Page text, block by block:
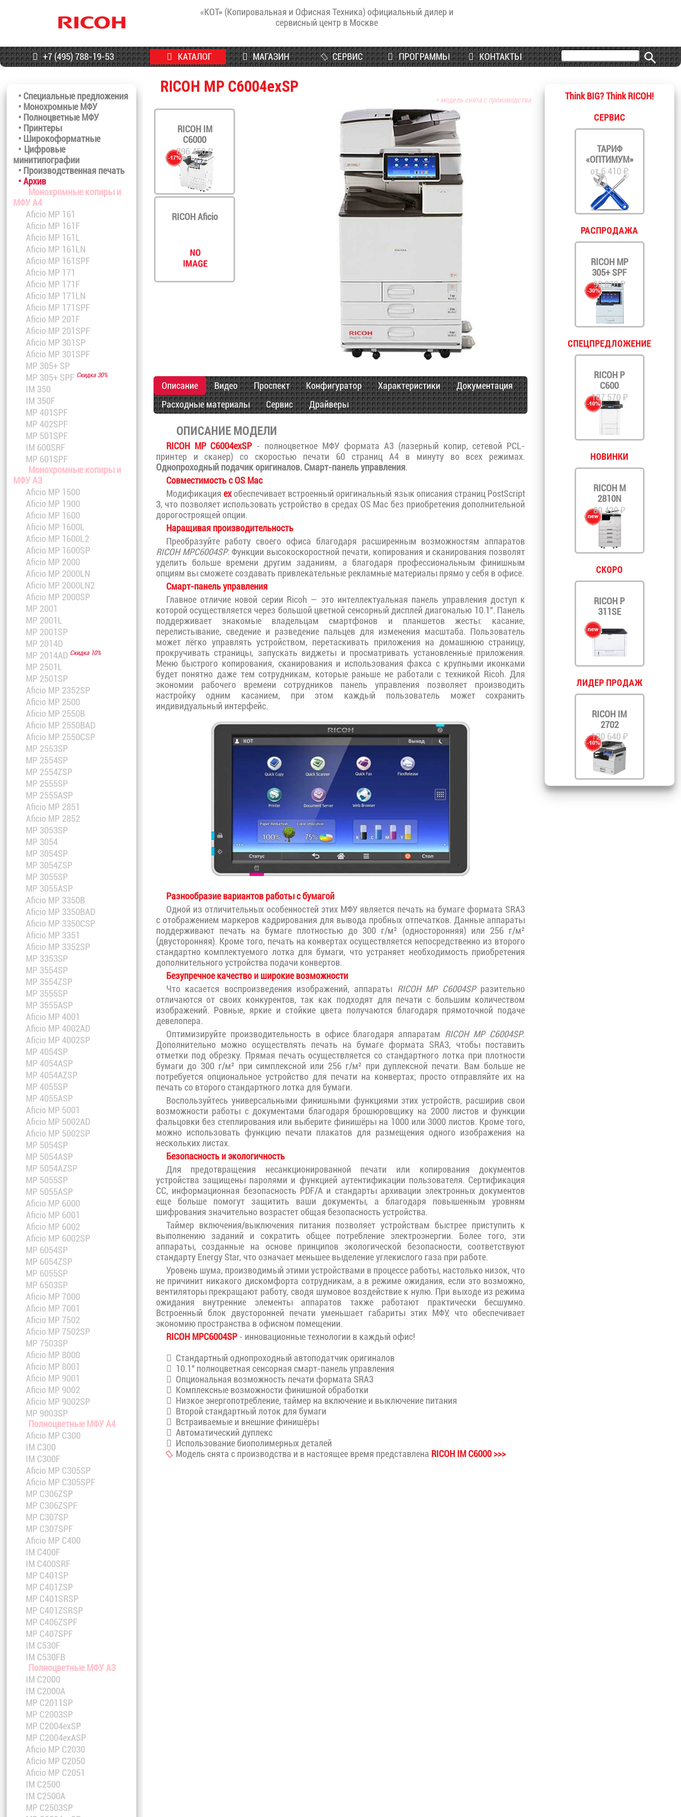
«КОТ» (Копировальная и Офисная Техника) официальный дилер и
сервисный центр в Москве
+7 (495) 788-19-53 КАТАЛОГ МАГАЗИН СЕРВИС ПРОГРАММЫ КОНТАКТЫ
• Специальные предложения
• Монохромные МФУ
• Полноцветные МФУ
• Принтеры
• Широкоформатные
• Цифровые
минитипографии
• Производственная печать
• Архив
Монохромные копиры и
МФУ A4
Aficio MP 161
Aficio MP 161F
Aficio MP 161L
Aficio MP 161LN
Aficio MP 161SPF
Aficio MP 171
Aficio MP 171F
Aficio MP 171LN
Aficio MP 171SPF
Aficio MP 201F
Aficio MP 201SPF
Aficio MP 301SP
Aficio MP 301SPF
MP 305+ SP
MP 305+ SPF Скидка 30%
IM 350
IM 350F
MP 401SPF
MP 402SPF
MP 501SPF
IM 600SRF
MP 601SPF
Монохромные копиры и
МФУ A3
Aficio MP 1500
Aficio MP 1900
Aficio MP 1600
Aficio MP 1600L
Aficio MP 1600L2
Aficio MP 1600SP
Aficio MP 2000
Aficio MP 2000LN
Aficio MP 2000LN2
Aficio MP 2000SP
MP 2001
MP 2001L
MP 2001SP
MP 2014D
MP 2014AD Скидка 10%
MP 2501L
MP 2501SP
Aficio MP 2352SP
Aficio MP 2500
Aficio MP 2550B
Aficio MP 2550BAD
Aficio MP 2550CSP
MP 2553SP
MP 2554SP
MP 2554ZSP
MP 2555SP
MP 2555ASP
Aficio MP 2851
Aficio MP 2852
MP 3053SP
MP 3054
MP 3054SP
MP 3054ZSP
MP 3055SP
MP 3055ASP
Aficio MP 3350B
Aficio MP 3350BAD
Aficio MP 3350CSP
Aficio MP 3351
Aficio MP 3352SP
MP 3353SP
MP 3554SP
MP 3554ZSP
MP 3555SP
MP 3555ASP
Aficio MP 4001
Aficio MP 4002AD
Aficio MP 4002SP
MP 4054SP
MP 4054ASP
MP 4054AZSP
MP 4055SP
MP 4055ASP
Aficio MP 5001
Aficio MP 5002AD
Aficio MP 5002SP
MP 5054SP
MP 5054ASP
MP 5054AZSP
MP 5055SP
MP 5055ASP
Aficio MP 6000
Aficio MP 6001
Aficio MP 6002
Aficio MP 6002SP
MP 6054SP
MP 6054ZSP
MP 6055SP
MP 6503SP
Aficio MP 7000
Aficio MP 7001
Aficio MP 7502
Aficio MP 7502SP
MP 7503SP
Aficio MP 8000
Aficio MP 8001
Aficio MP 9001
Aficio MP 9002
Aficio MP 9002SP
MP 9003SP
Полноцветные МФУ A4
Aficio MP C300
IM C300
IM C300F
Aficio MP C305SP
Aficio MP C305SPF
MP C306ZSP
MP C306ZSPF
MP C307SP
MP C307SPF
Aficio MP C400
IM C400F
IM C400SRF
MP C401SP
MP C401ZSP
MP C401SRSP
MP C401ZSRSP
MP C406ZSPF
MP C407SPF
IM C530F
IM C530FB
Полноцветные МФУ A3
IM C2000
IM C2000A
MP C2011SP
MP C2003SP
MP C2004exSP
MP C2004exASP
Aficio MP C2030
Aficio MP C2050
Aficio MP C2051
IM C2500
IM C2500A
MP C2503SP
RICOH MP C6004exSP
* модель снята с производства
RICOH IM
C6000
896 450 ₽
RICOH Aficio
Описание Видео Проспект Конфигуратор Характеристики
Документация
Расходные материалы
Сервис Драйверы
ОПИСАНИЕ МОДЕЛИ
RICOH MP C6004exSP - полноцветное МФУ формата А3 (лазерный копир, сетевой PCL-
принтер и сканер) со скоростью печати 60 страниц А4 в минуту во всех режимах.
Однопроходный подачик оригиналов. Смарт-панель управления.
Совместимость с OS Mac
Модификация exобеспечивает встроенный оригинальный язык описания страниц PostScript
3, что позволяет использовать устройство в средах OS Mac без приобретения дополнительной
дорогостроящей опции.
Наращивая производительность
Преобразуйте работу своего офиса благодаря расширенным возможностям аппаратов
RICOH MPC6004SP. Функции высокоскоростной печати, копирования и сканирования позволят
уделить больше времени другим заданиям, а благодаря профессиональным финишным
опциям вы сможете создавать привлекательные рекламные материалы прямо у себя в офисе.
Смарт-панель управления
Главное отличие новой серии Ricoh — это интеллектуальная панель управления доступ к
которой осуществляется через большой цветной сенсорный дисплей диагональю 10.1". Панель
поддерживает знакомые владельцам смартфонов и планшетов жесты: касание,
перелистывание, сведение и разведение пальцев для изменения масштаба. Пользователь
может лёгко управлять устройством, перетаскивать приложения на домашнюю страницу,
прокручивать страницы, запускать виджеты и просматривать установленные приложения.
Меню быстрого копирования, сканирования и использования факса с крупными иконками
будет понятно даже тем сотрудникам, которые раньше не работали с техникой Ricoh. Для
экономии рабочего времени сотрудников панель управления позволяет производить
настройку одним касанием, при этом каждый пользователь может сохранить
индивидуальный интерфейс.
Разнообразие вариантов работы с бумагой
Одной из отличительных особенностей этих МФУ является печать на бумаге формата SRA3
с отображением маркеров кадрирования для вывода пробных отпечатков. Данные аппараты
поддерживают печать на бумаге плотностью до 300 г/м² (односторонняя) или 256 г/м²
(двусторонняя). Кроме того, печать на конвертах осуществляется непосредственно из второго
стандартно комплектуемого лотка для бумаги, что устраняет необходимость приобретения
дополнительного устройства подачи конвертов.
Безупречное качество и широкие возможности
Что касается воспроизведения изображений, аппараты RICOH MP C6004SPразительно
отличаются от своих конкурентов, так как подходят для печати с большим количеством
изображений. Ровные, яркие и стойкие цвета получаются благодаря прямоточной подаче
девелопера.
Оптимизируйте производительность в офисе благодаря аппаратам RICOH MP C6004SP.
Дополнительно можно осуществлять печать на бумаге формата SRA3, чтобы поставить
отметки под обрезку. Прямая печать осуществляется со стандартного лотка при плотности
бумаги до 300 г/м² при симплексной или 256 г/м² при дуплексной печати. Вам больше не
потребуется опциональное устройство для печати на конвертах; просто отправляйте их на
печать со второго стандартного лотка для бумаги.
Воспользуйтесь универсальными финишными функциями этих устройств, расширив свои
возможности работы с документами благодаря брошюровщику на 2000 листов и функции
фальцовки без степлирования или выберите финишёры на 1000 или 3000 листов. Кроме того,
можно использовать функцию печати плакатов для размещения одного изображения на
нескольких листах.
Безопасность и экологичность
Для предотвращения несанкционированной печати или копирования документов
устройства защищены паролями и функцией аутентификации пользователя. Сертификация
СС, информационная безопасность PDF/A и стандарты архивации электронных документов
еще больше помогут защитить ваши документы, а благодаря повышенным уровням
шифрования значительно возрастет общая безопасность устройства.
Таймер включения/выключения питания позволяет устройствам быстрее приступить к
выполнению заданий и сократить общее потребление электроэнергии. Более того, эти
аппараты, созданные на основе принципов экологической безопасности, соответствуют
стандарту Energy Star, что означает меньшее выделение углекислого газа при работе.
Уровень шума, производимый этими устройствами в процессе работы, настолько низок, что
не причинит никакого дискомфорта сотрудникам, а в режиме ожидания, если это возможно,
вентиляторы прекращают работу, сводя шумовое воздействие к нулю. При выходе из режима
ожидания внутренние элементы аппаратов также работают практически бесшумно.
Встроенный блок двусторонней печати уменьшает габариты этих МФУ, что обеспечивает
экономию пространства в офисном помещении.
RICOH MPC6004SP- инновационные технологии в каждый офис!
Стандартный однопроходный автоподатчик оригиналов
10.1" полноцветная сенсорная смарт-панель управления
Опциональная возможность печати формата SRA3
Комплексные возможности финишной обработки
Низкое энергопотребление, таймер на включение и выключение питания
Второй стандартный лоток для бумаги
Встраиваемые и внешние финишёры
Автоматический дуплекс
Использование биополимерных деталей
Модель снята с производства и в настоящее время представлена RICOH IM C6000 >>>
Think BIG? Think RICOH!
СЕРВИС
ТАРИФ
«ОПТИМУМ»
от 6 410 ₽
РАСПРОДАЖА
RICOH MP
305+ SPF
92 870 ₽
СПЕЦПРЕДЛОЖЕНИЕ
RICOH P
C600
187 570 ₽
НОВИНКИ
RICOH M
2810N
89 420 ₽
СКОРО
RICOH P
311SE
ЛИДЕР ПРОДАЖ
RICOH IM
2702
120 640 ₽